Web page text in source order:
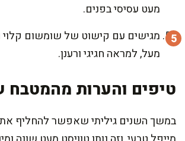
מעט עסיסי בפנים.
מגישים עם קישוט של שומשום קלוי
מעל, למראה חגיגי ורענן.
טיפים והערות מהמטבח
במשך השנים גיליתי שאפשר להחליף